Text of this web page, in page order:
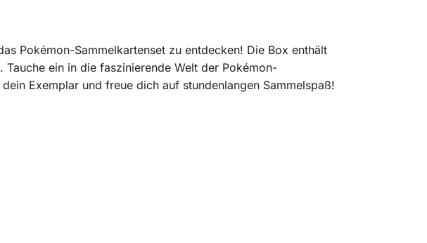
Pokémon-Sammelkartenset zu entdecken! Die Box enthält
ein in die faszinierende Welt der Pokémon-
Exemplar und freue dich auf stundenlangen Sammelspaß!